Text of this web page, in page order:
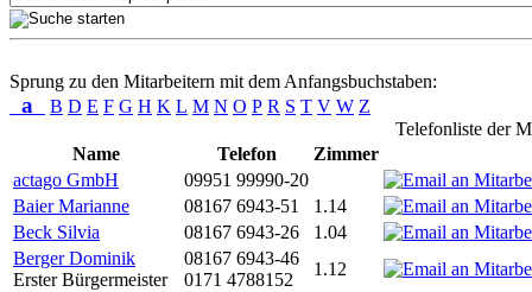
Sprung zu den Mitarbeitern mit dem Anfangsbuchstaben:
a B D E F G H K L M N O P R S T V W Z
Telefonliste der
Name
Telefon
Zimmer
actago GmbH
09951 99990-20
Baier Marianne
08167 6943-51
1.14
Beck Silvia
08167 6943-26
1.04
Berger Dominik
Erster Bürgermeister
08167 6943-46
0171 4788152
1.12